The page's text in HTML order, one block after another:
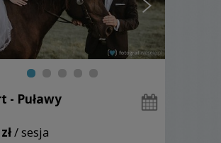
- Puławy
/ sesja